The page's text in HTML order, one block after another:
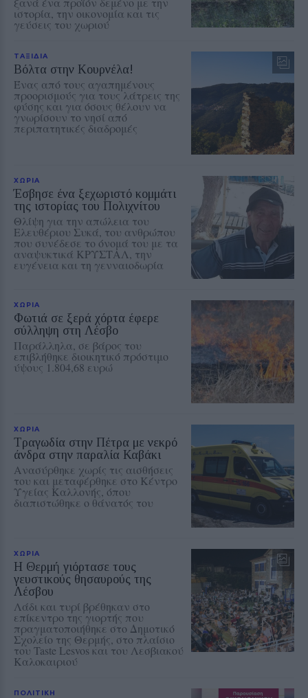
ιστορία, την οικονομία και τις
γεύσεις του χωριού
ΤΑΞΙΔΙΑ
Βόλτα στην Κουρνέλα!
Ένας από τους αγαπημένους
προορισμούς για τους λάτρεις της
φύσης και για όσους θέλουν να
γνωρίσουν το νησί από
περιπατητικές διαδρομές
ΧΩΡΙΑ
Έσβησε ένα ξεχωριστό κομμάτι
της ιστορίας του Πολιχνίτου
Θλίψη για την απώλεια του
Ελευθέριου Συκά, του ανθρώπου
που συνέδεσε το όνομά του με τα
αναψυκτικά ΚΡΥΣΤΑΛ, την
ευγένεια και τη γενναιοδωρία
ΧΩΡΙΑ
Φωτιά σε ξερά χόρτα έφερε
σύλληψη στη Λέσβο
Παράλληλα, σε βάρος του
επιβλήθηκε διοικητικό πρόστιμο
ύψους 1.804,68 ευρώ
ΧΩΡΙΑ
Τραγωδία στην Πέτρα με νεκρό
άνδρα στην παραλία Καβάκι
Ανασύρθηκε χωρίς τις αισθήσεις
του και μεταφέρθηκε στο Κέντρο
Υγείας Καλλονής, όπου
διαπιστώθηκε ο θάνατός του
ΧΩΡΙΑ
Η Θερμή γιόρτασε τους
γευστικούς θησαυρούς της
Λέσβου
Λάδι και τυρί βρέθηκαν στο
επίκεντρο της γιορτής που
πραγματοποιήθηκε στο Δημοτικό
Σχολείο της Θερμής, στο πλαίσιο
του Taste Lesvos και του Λεσβιακού
Καλοκαιριού
ΠΟΛΙΤΙΚΗ